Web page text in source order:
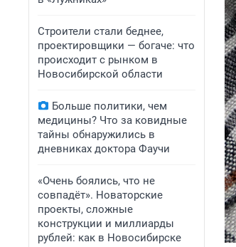
Строители стали беднее,
проектировщики — богаче: что
происходит с рынком в
Новосибирской области
Больше политики, чем
медицины? Что за ковидные
тайны обнаружились в
дневниках доктора Фаучи
«Очень боялись, что не
совпадёт». Новаторские
проекты, сложные
конструкции и миллиарды
рублей: как в Новосибирске